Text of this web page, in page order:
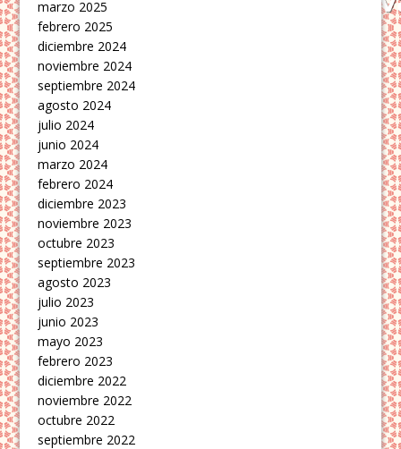
marzo 2025
febrero 2025
diciembre 2024
noviembre 2024
septiembre 2024
agosto 2024
julio 2024
junio 2024
marzo 2024
febrero 2024
diciembre 2023
noviembre 2023
octubre 2023
septiembre 2023
agosto 2023
julio 2023
junio 2023
mayo 2023
febrero 2023
diciembre 2022
noviembre 2022
octubre 2022
septiembre 2022